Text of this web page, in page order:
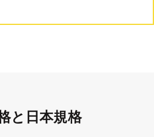
と日本規格